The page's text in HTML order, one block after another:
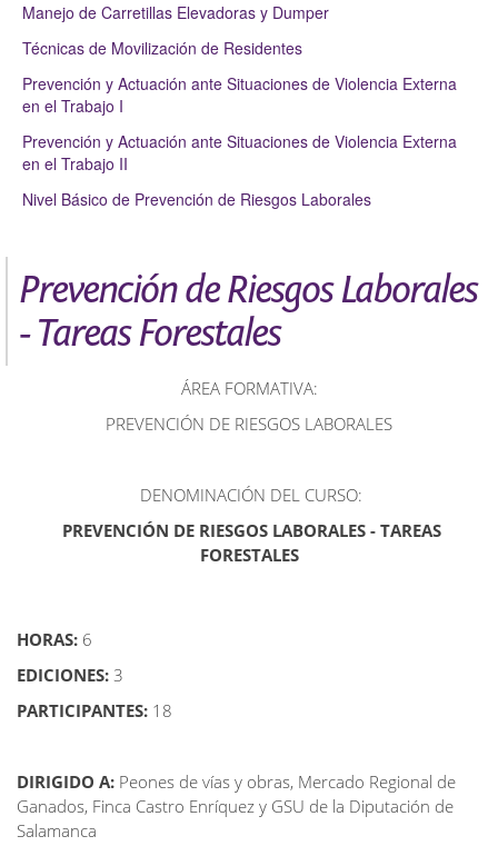
Manejo de Carretillas Elevadoras y Dumper
Técnicas de Movilización de Residentes
Prevención y Actuación ante Situaciones de Violencia Externa
en el Trabajo I
Prevención y Actuación ante Situaciones de Violencia Externa
en el Trabajo II
Nivel Básico de Prevención de Riesgos Laborales
Prevención de Riesgos Laborales
- Tareas Forestales
ÁREA FORMATIVA:
PREVENCIÓN DE RIESGOS LABORALES
DENOMINACIÓN DEL CURSO:
PREVENCIÓN DE RIESGOS LABORALES - TAREAS
FORESTALES
HORAS: 6
EDICIONES:3
PARTICIPANTES: 18
DIRIGIDO A: Peones de vías y obras, Mercado Regional de
Ganados, Finca Castro Enríquez y GSU de la Diputación de
Salamanca